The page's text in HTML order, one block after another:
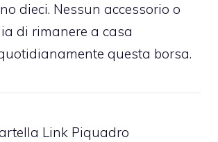
dieci. Nessun accessorio o
di rimanere a casa
questa borsa.
Link Piquadro